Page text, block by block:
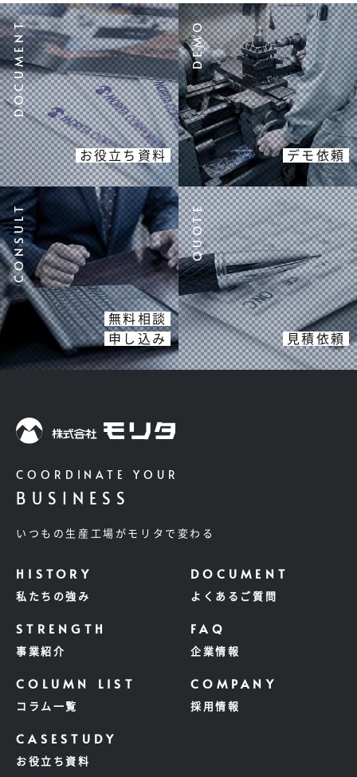
お役立ち資料 デモ依頼
無料相談
申し込み
見積依頼
COORDINATE YOUR
BUSINESS
いつもの生産工場がモリタで変わる
私たちの強み
事業紹介
コラム一覧
お役立ち資料
よくあるご質問
企業情報
採用情報